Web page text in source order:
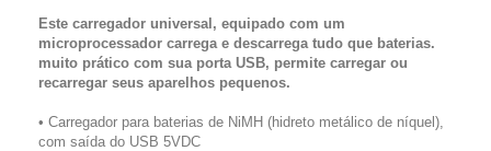
Este carregador universal, equipado com um
microprocessador carrega e descarrega tudo que baterias.
muito prático com sua porta USB, permite carregar ou
recarregar seus aparelhos pequenos.
• Carregador para baterias de NiMH (hidreto metálico de níquel),
com saída do USB 5VDC